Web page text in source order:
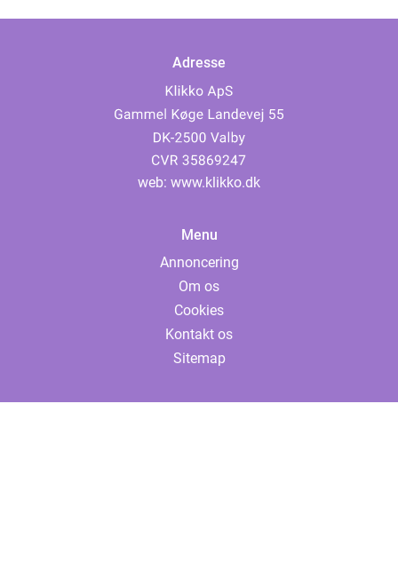
Adresse
web: www.klikko.dk
Menu
Annoncering
Om os
Cookies
Kontakt os
Sitemap